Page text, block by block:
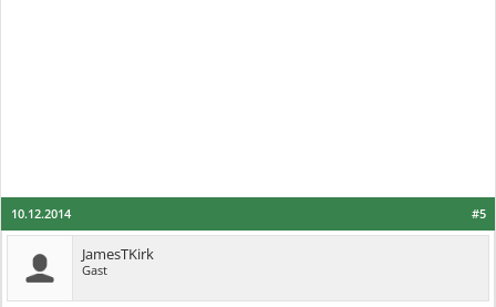
#5
10.12.2014
JamesTKirk
Gast